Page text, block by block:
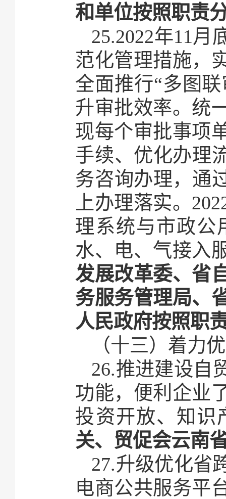
和单位按照职责
25.2022年11
范化管理措施，
全面推行“多图
升审批效率。统
现每个审批事项
手续、优化办理
务咨询办理，通
上办理落实。
理系统与市政公
水、电、气接入
发展改革委、省
务服务管理局、
人民政府按照职
（十三）着力
26.推进建设自
功能，便利企业
投资开放、知识
关、贸促会云南
27.升级优化省
电商公共服务平